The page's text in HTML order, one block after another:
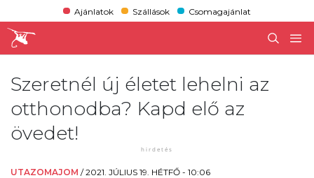
Ajánlatok Szállások Csomagajánlat
Szeretnél új életet lehelni az
otthonodba? Kapd elő az
övedet!
UTAZOMAJOM /2021. JÚLIUS 19. HÉTFŐ - 10:06